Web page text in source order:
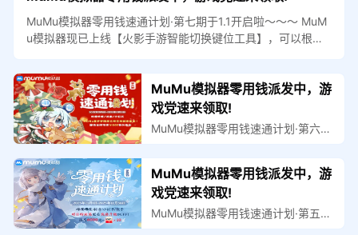
MuMu模拟器零用钱速通计划·第七期于1.1开启啦～～～ MuM
u模拟器现已上线【火影手游智能切换键位工具】，可以根据
出战忍者，自动切换到对应深度定制的专属忍者键位方案，可
激活忍者专属技能快捷键和连招键，如漂泊佩恩一键切换形
态、长十郎一键开刀合刀等；且忍者专属键位适配方案持续增
加中。
MuMu模拟器零用钱派发中，游
戏党速来领取!
MuMu模拟器零用钱速通计划·第六期
MuMu模拟器零用钱派发中，游
戏党速来领取!
MuMu模拟器零用钱速通计划·第五期